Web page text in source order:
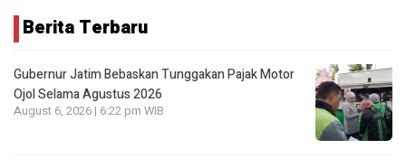
Berita Terbaru
Gubernur Jatim Bebaskan Tunggakan Pajak Motor
Ojol Selama Agustus 2026
August 6, 2026 | 6:22 pm WIB